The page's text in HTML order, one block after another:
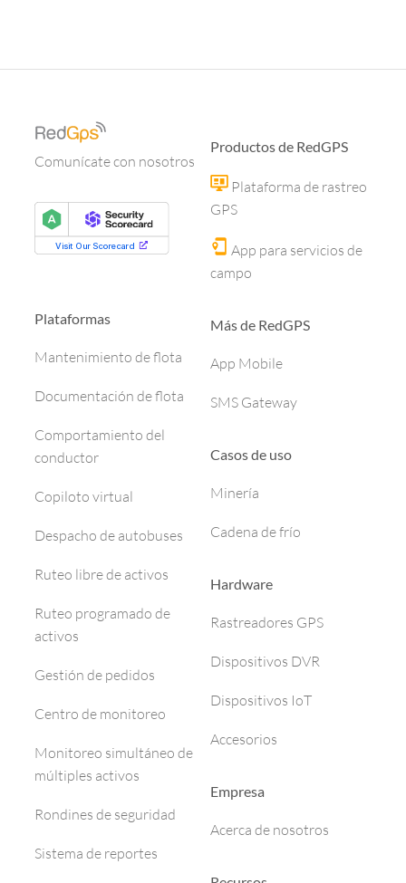
Comunícate con nosotros
Plataformas
Mantenimiento de flota
Documentación de flota
Comportamiento del
conductor
Copiloto virtual
Despacho de autobuses
Ruteo libre de activos
Ruteo programado de
activos
Gestión de pedidos
Centro de monitoreo
Monitoreo simultáneo de
múltiples activos
Rondines de seguridad
Sistema de reportes
Productos de RedGPS
Plataforma de rastreo
GPS
App para servicios de
campo
Más de RedGPS
App Mobile
SMS Gateway
Casos de uso
Minería
Cadena de frío
Hardware
Rastreadores GPS
Dispositivos DVR
Dispositivos IoT
Accesorios
Empresa
Acerca de nosotros